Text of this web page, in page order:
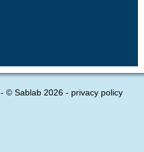
- © Sablab 2026 - privacy policy